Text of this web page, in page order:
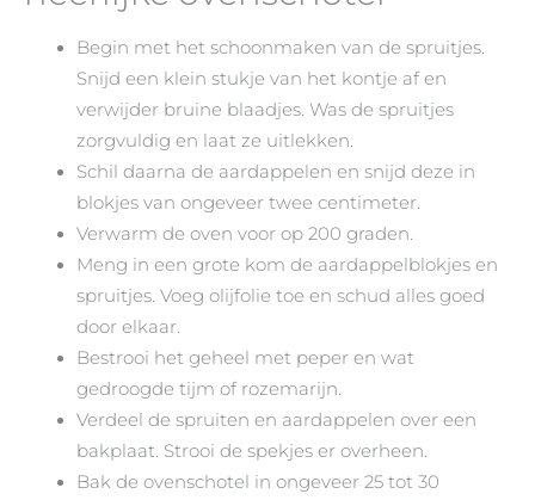
Begin met het schoonmaken van de spruitjes.
Snijd een klein stukje van het kontje af en
verwijder bruine blaadjes. Was de spruitjes
zorgvuldig en laat ze uitlekken.
Schil daarna de aardappelen en snijd deze in
blokjes van ongeveer twee centimeter.
Verwarm de oven voor op 200 graden.
Meng in een grote kom de aardappelblokjes en
spruitjes. Voeg olijfolie toe en schud alles goed
door elkaar.
Bestrooi het geheel met peper en wat
gedroogde tijm of rozemarijn.
Verdeel de spruiten en aardappelen over een
bakplaat. Strooi de spekjes er overheen.
Bak de ovenschotel in ongeveer 25 tot 30